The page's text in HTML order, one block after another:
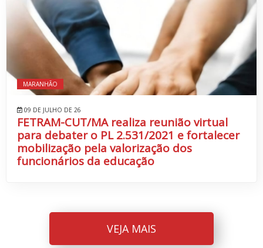
MARANHÃO
09 DE JULHO DE 26
FETRAM-CUT/MA realiza reunião virtual
para debater o PL 2.531/2021 e fortalecer
mobilização pela valorização dos
funcionários da educação
VEJA MAIS